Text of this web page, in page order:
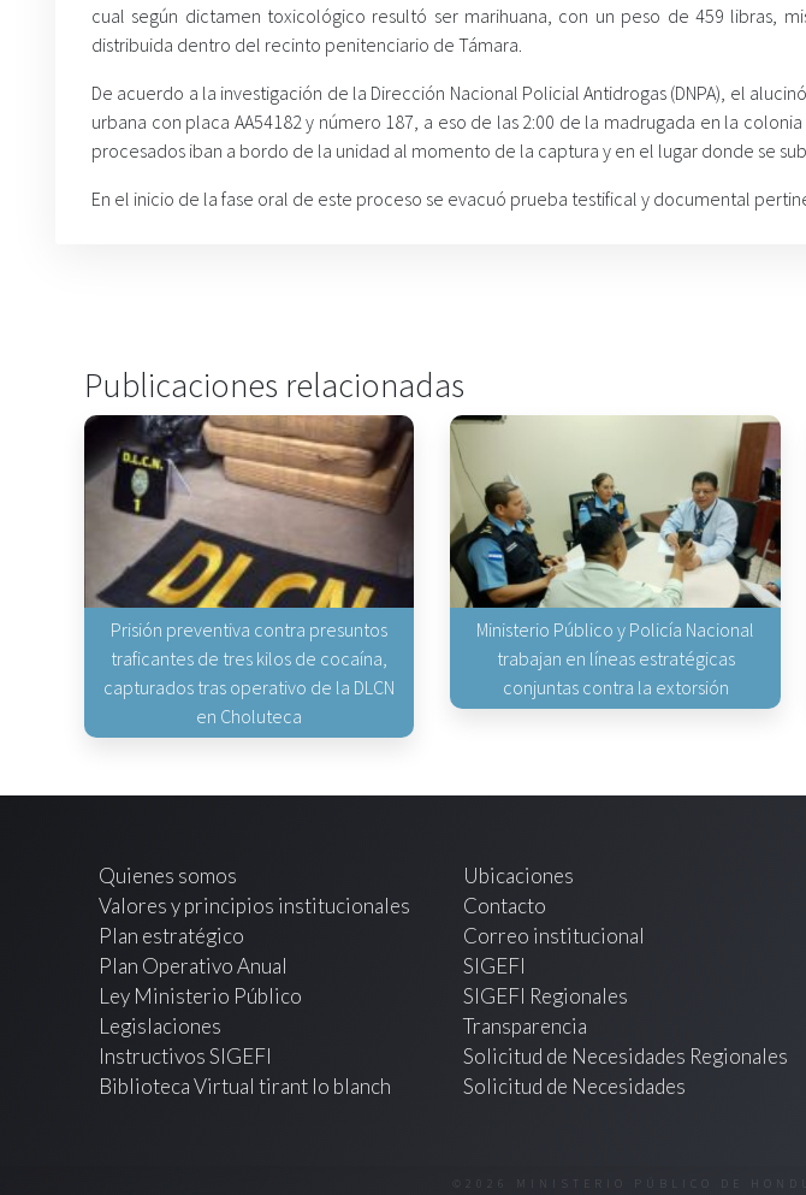
cual según dictamen toxicológico resultó ser marihuana, con un peso de 459 libras,
distribuida dentro del recinto penitenciario de Támara.
De acuerdo a la investigación de la Dirección Nacional Policial Antidrogas (DNPA), el
urbana con placa AA54182 y número 187, a eso de las 2:00 de la madrugada en la
procesados iban a bordo de la unidad al momento de la captura y en el lugar donde se
En el inicio de la fase oral de este proceso se evacuó prueba testifical y documental
Publicaciones relacionadas
Prisión preventiva contra presuntos
traficantes de tres kilos de cocaína,
capturados tras operativo de la DLCN
en Choluteca
Ministerio Público y Policía Nacional
trabajan en líneas estratégicas
conjuntas contra la extorsión
Quienes somos
Valores y principios institucionales
Plan estratégico
Plan Operativo Anual
Ley Ministerio Público
Legislaciones
Instructivos SIGEFI
Biblioteca Virtual tirant lo blanch
Ubicaciones
Contacto
Correo institucional
SIGEFI
SIGEFI Regionales
Transparencia
Solicitud de Necesidades Regionales
Solicitud de Necesidades
©2026 MINISTERIO PÚBLICO DE